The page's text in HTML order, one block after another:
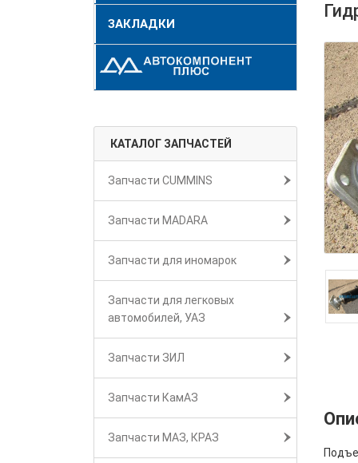
ЗАКЛАДКИ
КАТАЛОГ ЗАПЧАСТЕЙ
Запчасти CUMMINS
Запчасти MADARA
Запчасти для иномарок
Запчасти для легковых
автомобилей, УАЗ
Запчасти ЗИЛ
Запчасти КамАЗ
Запчасти МАЗ, КРАЗ